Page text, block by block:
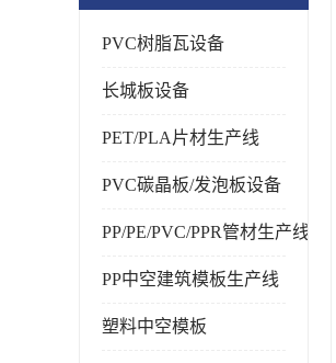
PVC树脂瓦设备
长城板设备
PET/PLA片材生产线
PVC碳晶板/发泡板设备
PP/PE/PVC/PPR管材生产线
PP中空建筑模板生产线
塑料中空模板